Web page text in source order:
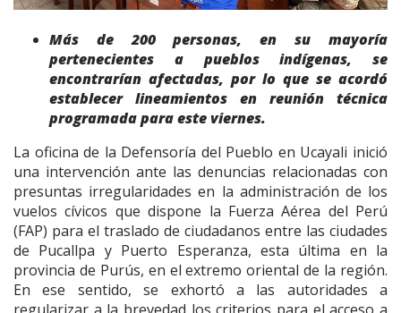
Más de 200 personas, en su mayoría
pertenecientes a pueblos indígenas, se
encontrarían afectadas, por lo que se acordó
establecer lineamientos en reunión técnica
programada para este viernes.
La oficina de la Defensoría del Pueblo en Ucayali inició
una intervención ante las denuncias relacionadas con
presuntas irregularidades en la administración de los
vuelos cívicos que dispone la Fuerza Aérea del Perú
(FAP) para el traslado de ciudadanos entre las ciudades
de Pucallpa y Puerto Esperanza, esta última en la
provincia de Purús, en el extremo oriental de la región.
En ese sentido, se exhortó a las autoridades a